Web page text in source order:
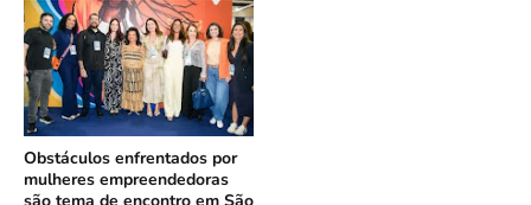
Obstáculos enfrentados por
mulheres empreendedoras